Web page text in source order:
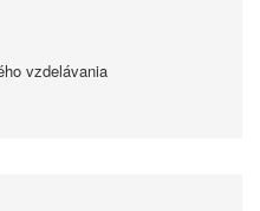
vzdelávania